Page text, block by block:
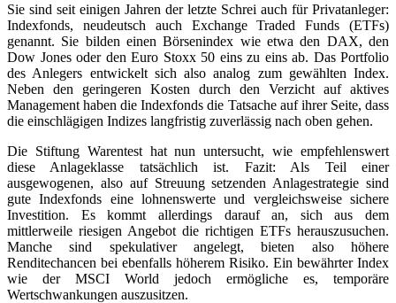
Sie sind seit einigen Jahren der letzte Schrei auch für Privatanleger:
Indexfonds, neudeutsch auch Exchange Traded Funds (ETFs)
genannt. Sie bilden einen Börsenindex wie etwa den DAX, den
Dow Jones oder den Euro Stoxx 50 eins zu eins ab. Das Portfolio
des Anlegers entwickelt sich also analog zum gewählten Index.
Neben den geringeren Kosten durch den Verzicht auf aktives
Management haben die Indexfonds die Tatsache auf ihrer Seite, dass
die einschlägigen Indizes langfristig zuverlässig nach oben gehen.
Die Stiftung Warentest hat nun untersucht, wie empfehlenswert
diese Anlageklasse tatsächlich ist. Fazit: Als Teil einer
ausgewogenen, also auf Streuung setzenden Anlagestrategie sind
gute Indexfonds eine lohnenswerte und vergleichsweise sichere
Investition. Es kommt allerdings darauf an, sich aus dem
mittlerweile riesigen Angebot die richtigen ETFs herauszusuchen.
Manche sind spekulativer angelegt, bieten also höhere
Renditechancen bei ebenfalls höherem Risiko. Ein bewährter Index
wie der MSCI World jedoch ermögliche es, temporäre
Wertschwankungen auszusitzen.